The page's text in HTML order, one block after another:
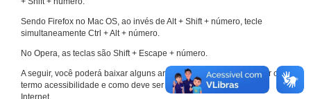
Sendo Firefox no Mac OS, ao invés de Alt + Shift + número, tecle
simultaneamente Ctrl + Alt + número.
No Opera, as teclas são Shift + Escape + número.
A seguir, você poderá baixar alguns arquivos que explicam melhor o
termo acessibilidade e como deve ser implementado nos sites da